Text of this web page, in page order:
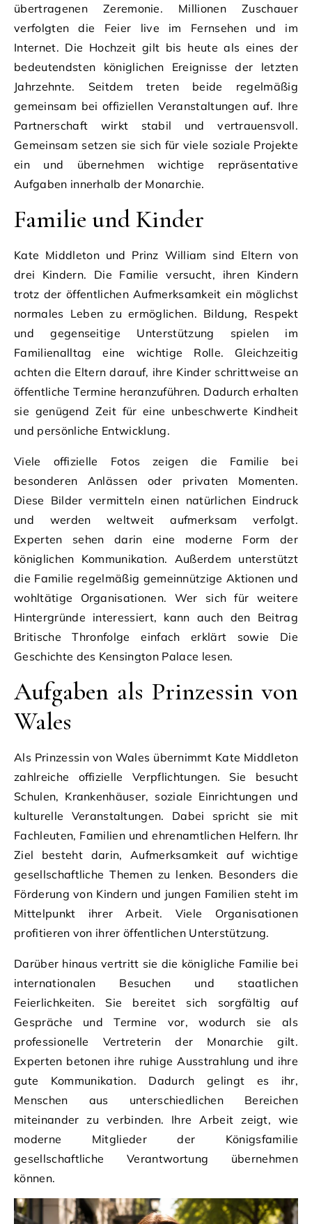
übertragenen Zeremonie. Millionen Zuschauer
verfolgten die Feier live im Fernsehen und im
Internet. Die Hochzeit gilt bis heute als eines der
bedeutendsten königlichen Ereignisse der letzten
Jahrzehnte. Seitdem treten beide regelmäßig
gemeinsam bei offiziellen Veranstaltungen auf. Ihre
Partnerschaft wirkt stabil und vertrauensvoll.
Gemeinsam setzen sie sich für viele soziale Projekte
ein und übernehmen wichtige repräsentative
Aufgaben innerhalb der Monarchie.
Familie und Kinder
Kate Middleton und Prinz William sind Eltern von
drei Kindern. Die Familie versucht, ihren Kindern
trotz der öffentlichen Aufmerksamkeit ein möglichst
normales Leben zu ermöglichen. Bildung, Respekt
und gegenseitige Unterstützung spielen im
Familienalltag eine wichtige Rolle. Gleichzeitig
achten die Eltern darauf, ihre Kinder schrittweise an
öffentliche Termine heranzuführen. Dadurch erhalten
sie genügend Zeit für eine unbeschwerte Kindheit
und persönliche Entwicklung.
Viele offizielle Fotos zeigen die Familie bei
besonderen Anlässen oder privaten Momenten.
Diese Bilder vermitteln einen natürlichen Eindruck
und werden weltweit aufmerksam verfolgt.
Experten sehen darin eine moderne Form der
königlichen Kommunikation. Außerdem unterstützt
die Familie regelmäßig gemeinnützige Aktionen und
wohltätige Organisationen. Wer sich für weitere
Hintergründe interessiert, kann auch den Beitrag
Britische Thronfolge einfach erklärt sowie Die
Geschichte des Kensington Palace lesen.
Aufgaben als Prinzessin von
Wales
Als Prinzessin von Wales übernimmt Kate Middleton
zahlreiche offizielle Verpflichtungen. Sie besucht
Schulen, Krankenhäuser, soziale Einrichtungen und
kulturelle Veranstaltungen. Dabei spricht sie mit
Fachleuten, Familien und ehrenamtlichen Helfern. Ihr
Ziel besteht darin, Aufmerksamkeit auf wichtige
gesellschaftliche Themen zu lenken. Besonders die
Förderung von Kindern und jungen Familien steht im
Mittelpunkt ihrer Arbeit. Viele Organisationen
profitieren von ihrer öffentlichen Unterstützung.
Darüber hinaus vertritt sie die königliche Familie bei
internationalen Besuchen und staatlichen
Feierlichkeiten. Sie bereitet sich sorgfältig auf
Gespräche und Termine vor, wodurch sie als
professionelle Vertreterin der Monarchie gilt.
Experten betonen ihre ruhige Ausstrahlung und ihre
gute Kommunikation. Dadurch gelingt es ihr,
Menschen aus unterschiedlichen Bereichen
miteinander zu verbinden. Ihre Arbeit zeigt, wie
moderne Mitglieder der Königsfamilie
gesellschaftliche Verantwortung übernehmen
können.